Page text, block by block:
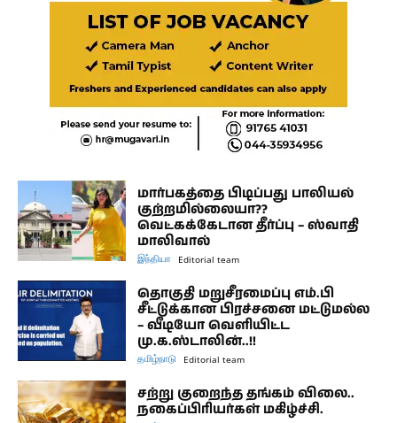
மார்பகத்தை பிடிப்பது பாலியல்
குற்றமில்லையா??
வெட்கக்கேடான தீர்ப்பு – ஸ்வாதி
மாலிவால்
இந்தியா Editorial team
தொகுதி மறுசீரமைப்பு எம்.பி
சீட்டுக்கான பிரச்சனை மட்டுமல்ல
– வீடியோ வெளியிட்ட
மு.க.ஸ்டாலின்..!!
தமிழ்நாடு Editorial team
சற்று குறைந்த தங்கம் விலை..
நகைப்பிரியர்கள் மகிழ்ச்சி.